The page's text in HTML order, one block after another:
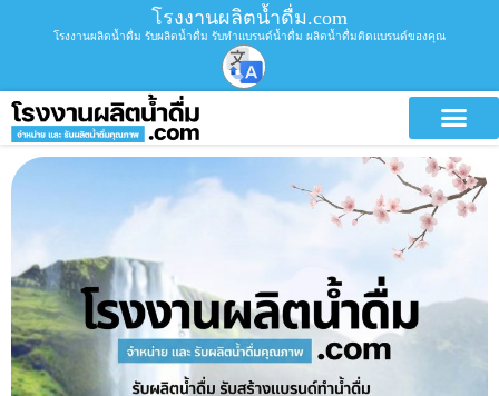
โรงงานผลิตน้ำดื่ม.com
โรงงานผลิตน้ำดื่ม รับผลิตน้ำดื่ม รับทำแบรนด์น้ำดื่ม ผลิตน้ำดื่มติดแบรนด์ของคุณ